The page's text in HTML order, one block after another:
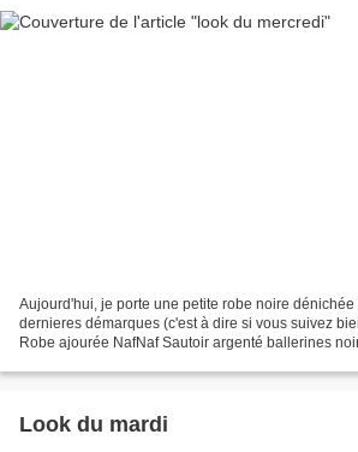
Aujourd'hui, je porte une petite robe noire dénichée
dernieres démarques (c'est à dire si vous suivez
Robe ajourée NafNaf Sautoir argenté ballerines
Look du mardi